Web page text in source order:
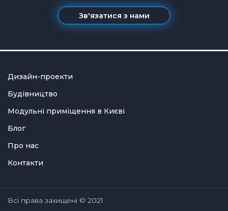
Зв'язатися з нами
Дизайн-проекти
Будівництво
Модульні приміщення в Києві
Блог
Про нас
Контакти
Всі права захищені © 2021